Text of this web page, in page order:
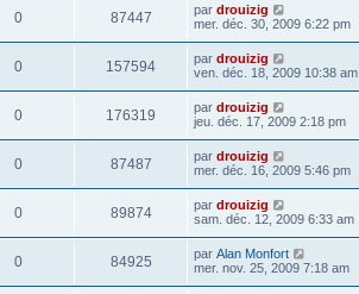
0 87447 par drouizig
mer. déc. 30, 2009 6:22 pm
0 157594 par drouizig
ven. déc. 18, 2009 10:38 am
0 176319 par drouizig
jeu. déc. 17, 2009 2:18 pm
0 87487 par drouizig
mer. déc. 16, 2009 5:46 pm
0 89874 par drouizig
sam. déc. 12, 2009 6:33 am
0 84925 par Alan Monfort
mer. nov. 25, 2009 7:18 am